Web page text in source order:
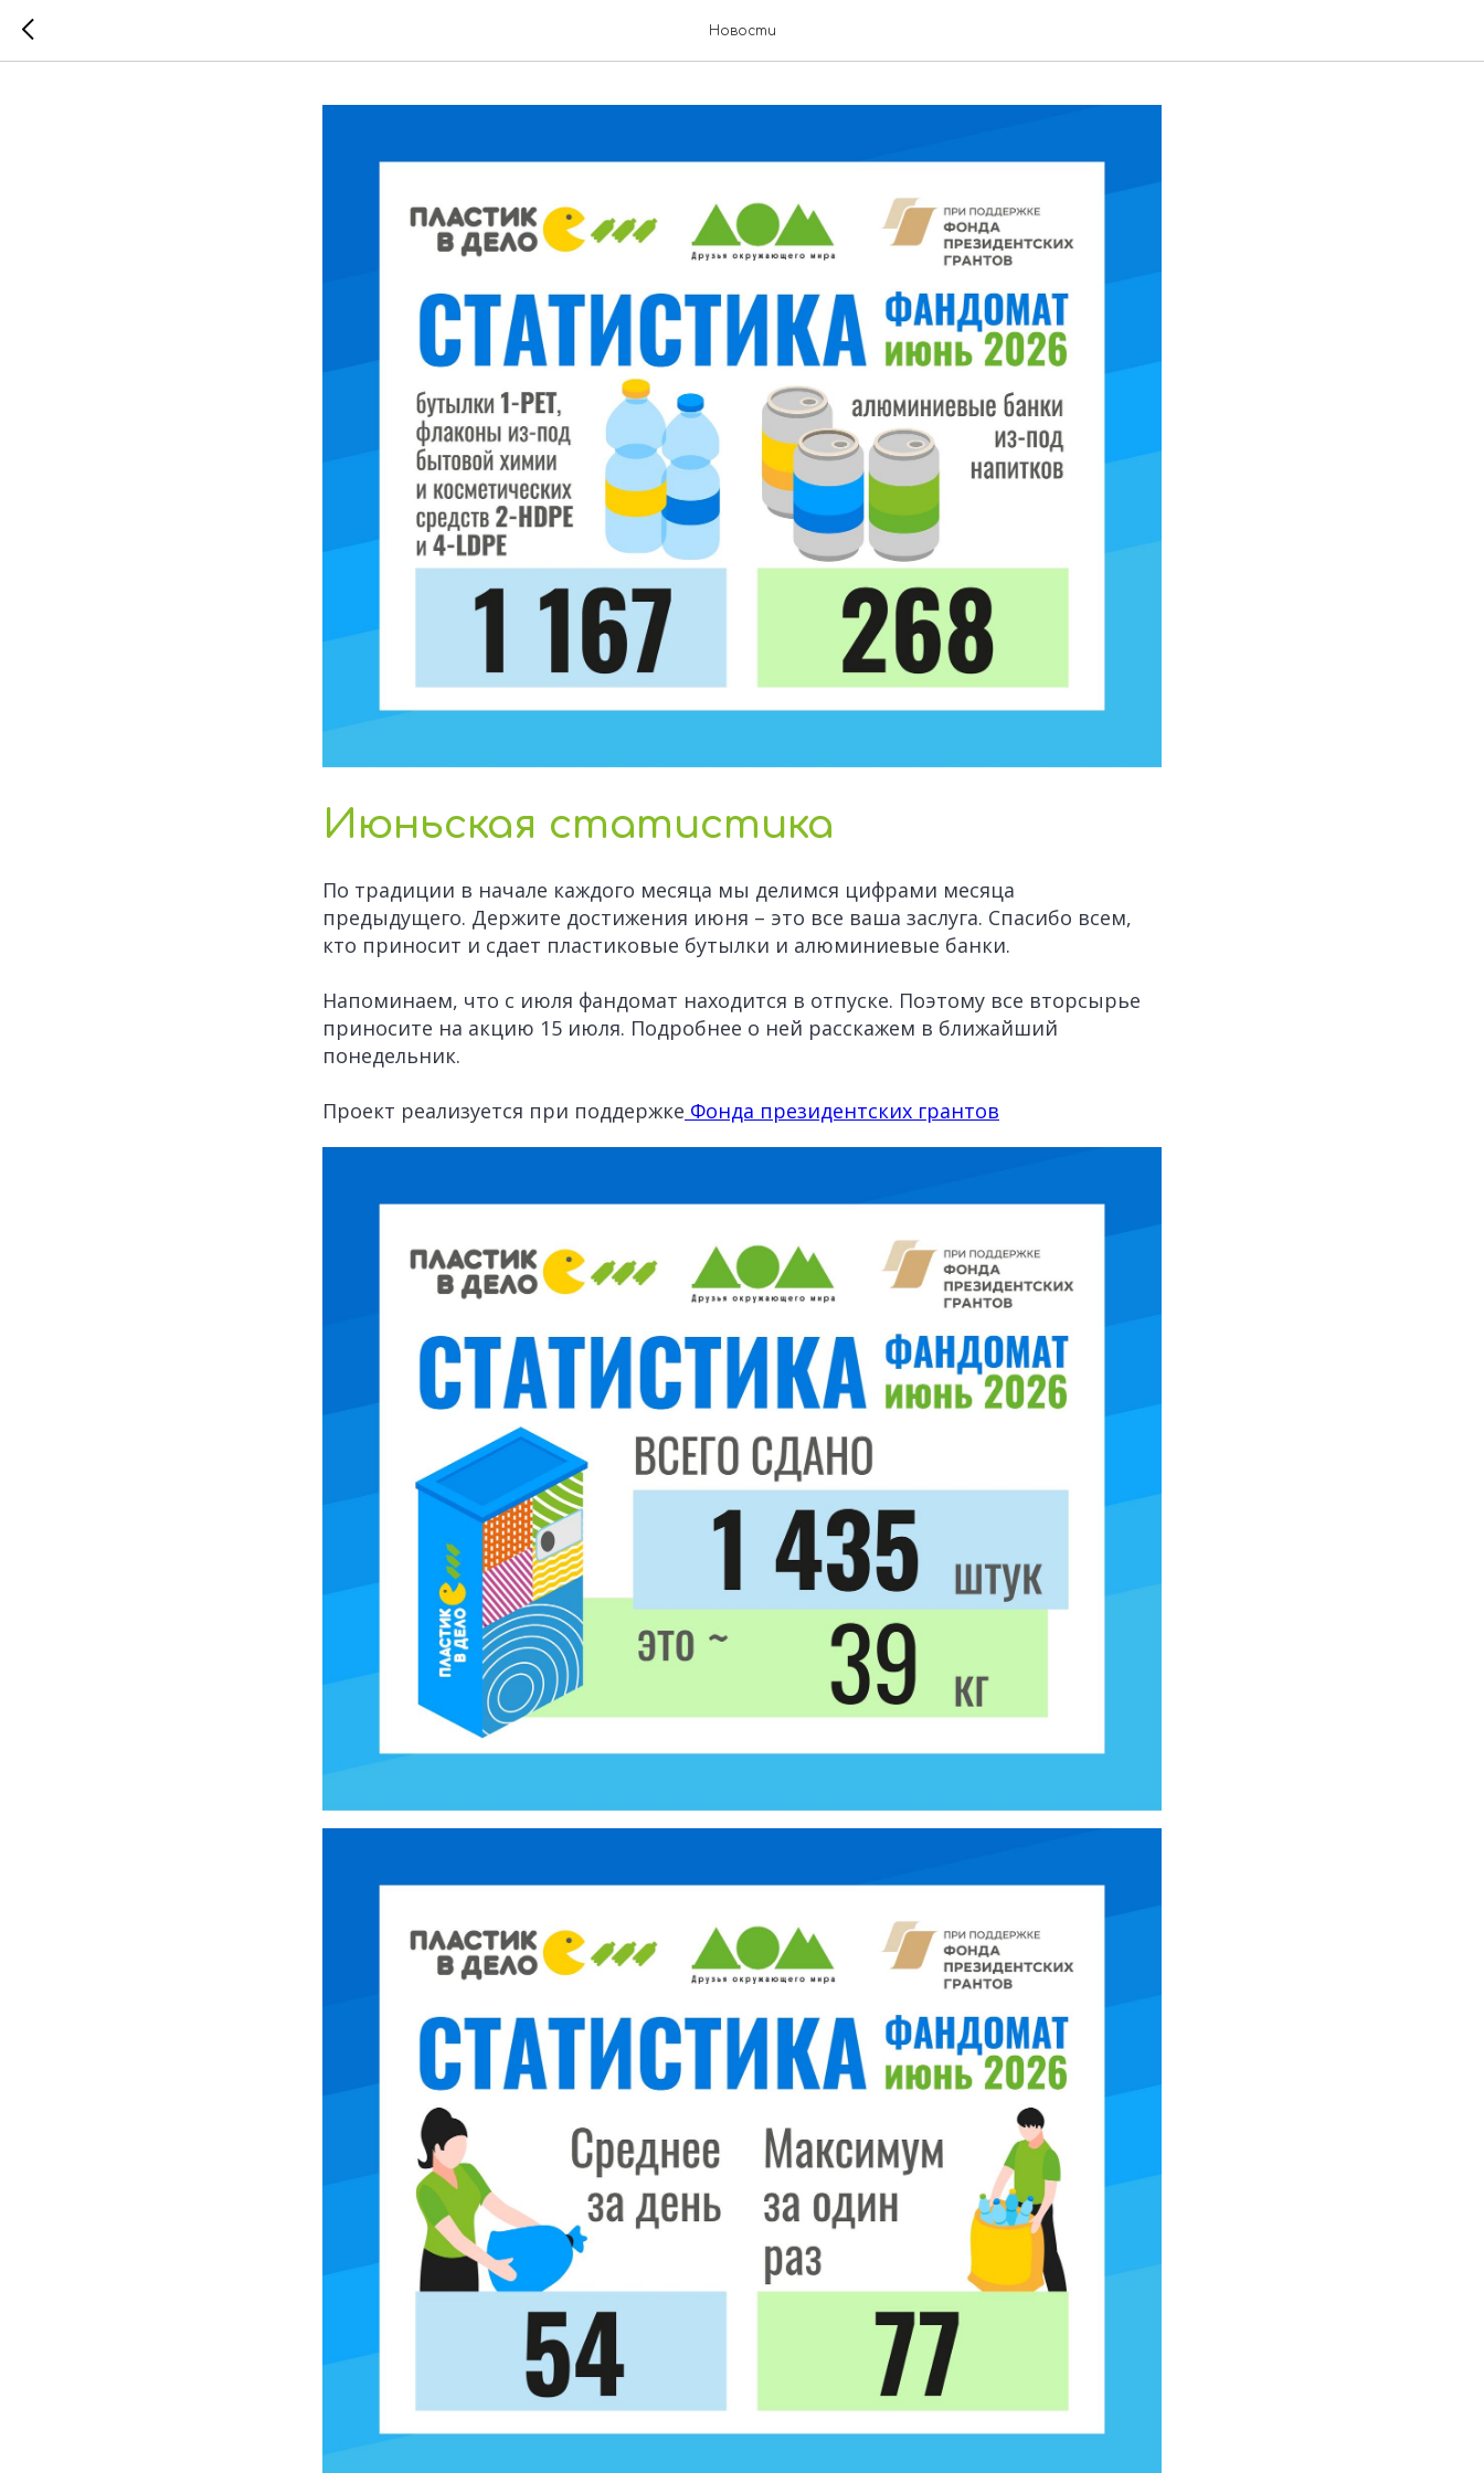
Новости
Июньская статистика
По традиции в начале каждого месяца мы делимся цифрами месяца
предыдущего. Держите достижения июня – это все ваша заслуга. Спасибо всем,
кто приносит и сдает пластиковые бутылки и алюминиевые банки.
Напоминаем, что с июля фандомат находится в отпуске. Поэтому все вторсырье
приносите на акцию 15 июля. Подробнее о ней расскажем в ближайший
понедельник.
Проект реализуется при поддержке Фонда президентских грантов